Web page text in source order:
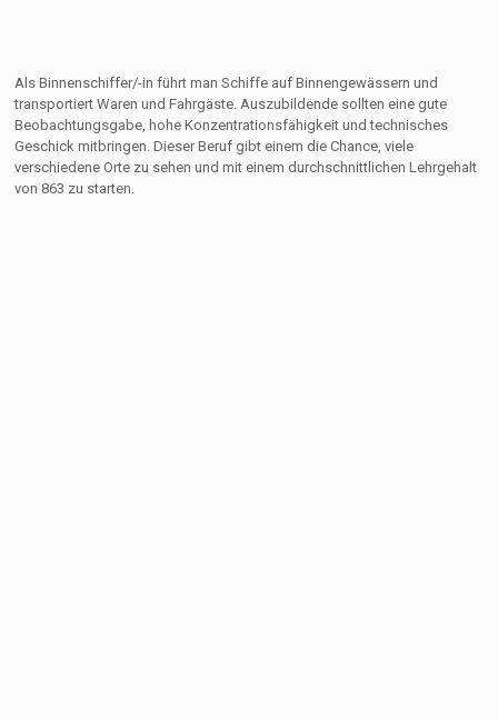
Als Binnenschiffer/-in führt man Schiffe auf Binnengewässern und
transportiert Waren und Fahrgäste. Auszubildende sollten eine gute
Beobachtungsgabe, hohe Konzentrationsfähigkeit und technisches
Geschick mitbringen. Dieser Beruf gibt einem die Chance, viele
verschiedene Orte zu sehen und mit einem durchschnittlichen Lehrgehalt
von 863 zu starten.